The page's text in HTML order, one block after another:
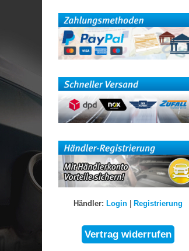
Händler: Login| Registrierung